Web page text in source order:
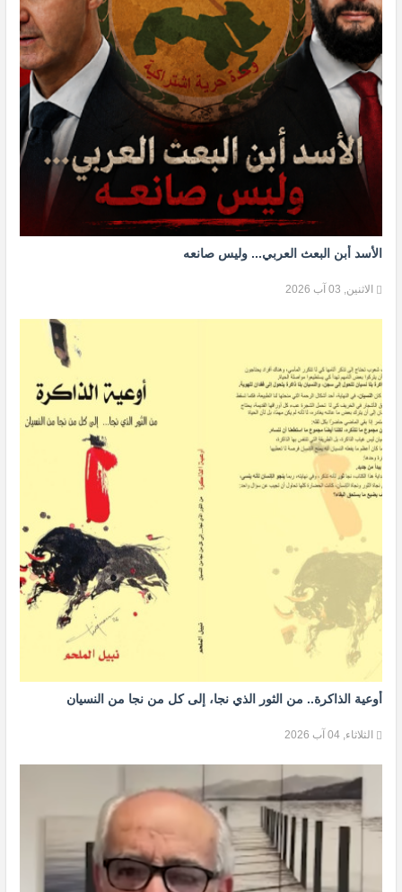
الأسد أبن البعث العربي... وليس صانعه
الاثنين, 03 آب 2026
أوعية الذاكرة.. من الثور الذي نجا، إلى كل من نجا من النسيان
الثلاثاء, 04 آب 2026